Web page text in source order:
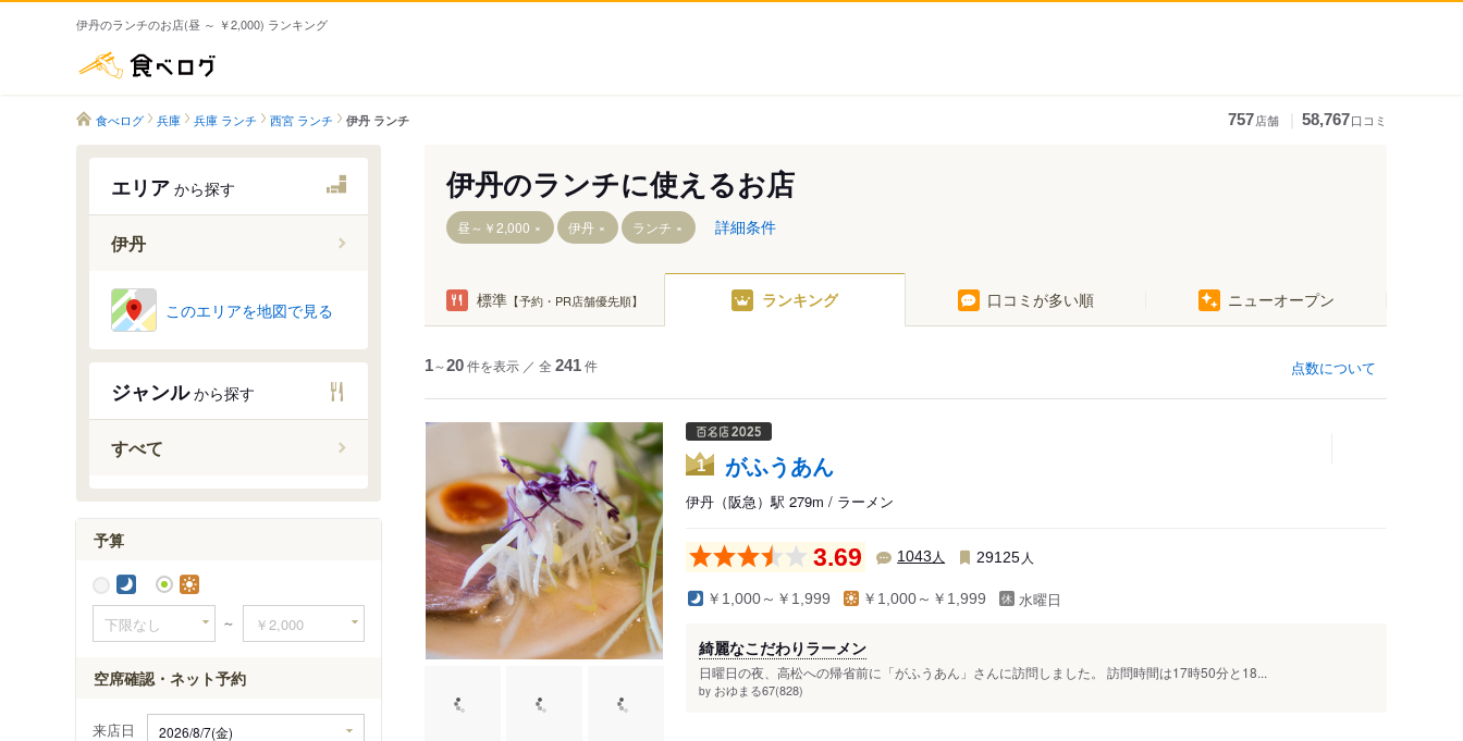
伊丹のランチのお店(昼 ～ ￥2,000) ランキング
食べログ 兵庫 兵庫 ランチ 西宮 ランチ 伊丹 ランチ 757店舗 58,767口コミ
エリア から探す
伊丹
伊丹駅（ＪＲ）
稲野駅
新伊丹駅
伊丹駅（阪急）
このエリアを地図で見る
ジャンルから探す
すべて
予算
～
空席確認・ネット予約
来店日
伊丹のランチに使えるお店
昼～￥2,000 伊丹 ランチ 詳細条件
標準【予約・PR店舗優先順】 ランキング 口コミが多い順 ニューオープン
点数について
1～20件を表示 ／ 全 241件
1 がふうあん
伊丹（阪急）駅 279m / ラーメン
3.69 1043人 29125 人
￥1,000～￥1,999 ￥1,000～￥1,999 水曜日
綺麗なこだわりラーメン
日曜日の夜、高松への帰省前に「がふうあん」さんに訪問しました。 訪問時間は17時50分と18...
by おゆまる67(828)